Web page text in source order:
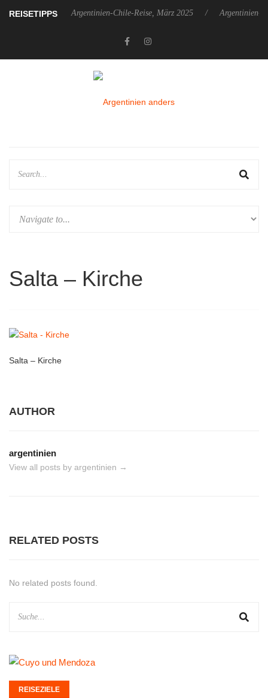
REISETIPPS
2025 Argentinien-Chile-Reise, März 2025 Argentinien-
Salta – Kirche
Salta – Kirche
AUTHOR
argentinien
View all posts by argentinien →
RELATED POSTS
No related posts found.
REISEZIELE